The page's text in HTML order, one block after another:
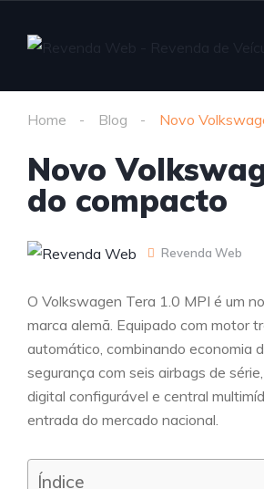
Home Blog Novo
Novo
do compacto
Revenda Web
O Volkswagen Tera 1.0 MPI é um
marca alemã. Equipado com motor
automático, combinando economia
segurança com seis airbags de
digital configurável e central
entrada do mercado nacional.
Índice